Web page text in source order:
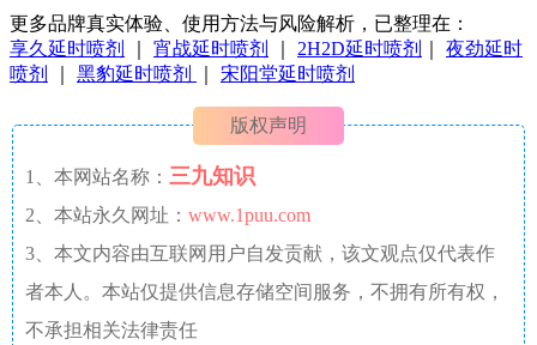
更多品牌真实体验、使用方法与风险解析，已整理在：
享久延时喷剂
宵战延时喷剂 2H2D延时喷剂
夜劲延时
喷剂
黑豹延时喷剂 宋阳堂延时喷剂
版权声明
1、本网站名称： 三九知识
2、本站永久网址： www.1puu.com
3、本文内容由互联网用户自发贡献，该文观点仅代表作
者本人。本站仅提供信息存储空间服务，不拥有所有权，
不承担相关法律责任